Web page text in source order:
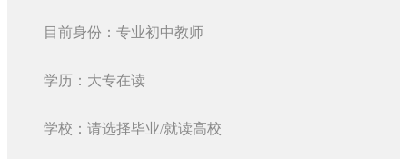
目前身份：专业初中教师
学历：大专在读
学校：请选择毕业/就读高校